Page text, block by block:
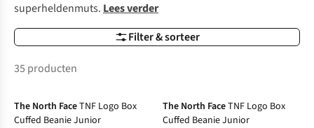
Filter & sorteer
superheldenmuts. Lees verder
35 producten
Net binnen
The North FaceTNF Logo Box
Cuffed Beanie Junior
The North FaceTNF Logo Box
Cuffed Beanie Junior